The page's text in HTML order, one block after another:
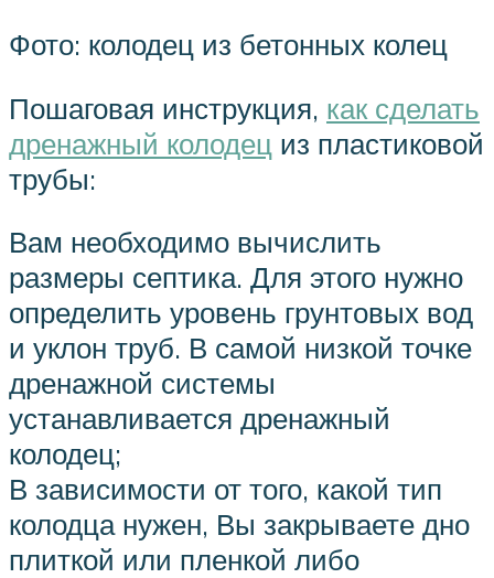
Фото: колодец из бетонных колец
Пошаговая инструкция, как сделать
дренажный колодец из пластиковой
трубы:
Вам необходимо вычислить
размеры септика. Для этого нужно
определить уровень грунтовых вод
и уклон труб. В самой низкой точке
дренажной системы
устанавливается дренажный
колодец;
В зависимости от того, какой тип
колодца нужен, Вы закрываете дно
плиткой или пленкой либо